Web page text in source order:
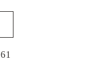
61